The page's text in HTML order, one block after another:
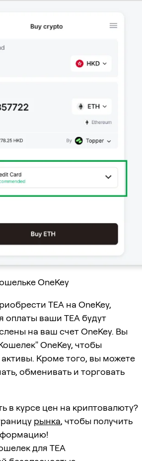
OneKey
TEA на OneKey,
оплаты ваши TEA будут
на ваш счет OneKey. Вы
OneKey, чтобы
Кроме того, вы можете
обменивать и торговать
в курсе цен на криптовалюту?
рынка, чтобы получить
для TEA